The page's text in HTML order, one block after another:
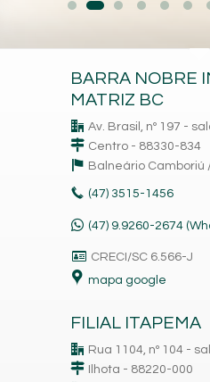
BARRA NOBRE
MATRIZ BC
Av. Brasil, nº 197 -
Centro - 88330-834
Balneário Camboriú
(47) 3515-1456
(47) 9.9260-2674
CRECI/SC 6.566-J
mapa google
FILIAL ITAPEMA
Rua 1104, nº 104 -
Ilhota - 88220-000